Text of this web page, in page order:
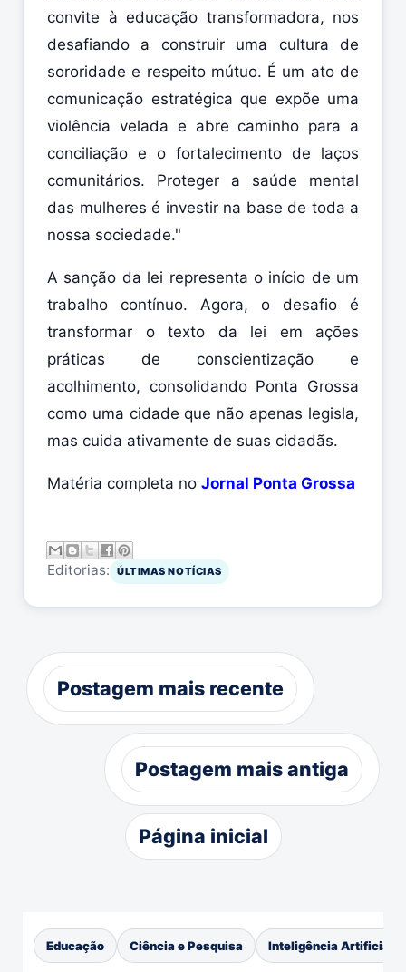
convite à educação transformadora, nos
desafiando a construir uma cultura de
sororidade e respeito mútuo. É um ato de
comunicação estratégica que expõe uma
violência velada e abre caminho para a
conciliação e o fortalecimento de laços
comunitários. Proteger a saúde mental
das mulheres é investir na base de toda a
nossa sociedade."
A sanção da lei representa o início de um
trabalho contínuo. Agora, o desafio é
transformar o texto da lei em ações
práticas de conscientização e
acolhimento, consolidando Ponta Grossa
como uma cidade que não apenas legisla,
mas cuida ativamente de suas cidadãs.
Matéria completa no Jornal Ponta Grossa
Editorias: ÚLTIMAS NOTÍCIAS
Postagem mais recente
Postagem mais antiga
Página inicial
Educação Ciência e Pesquisa Inteligência Artificial